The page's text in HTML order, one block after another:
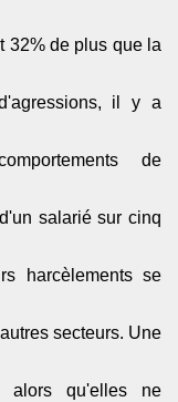
32% de plus que la
il y a
de
salarié sur cinq
harcèlements se
secteurs. Une
alors qu'elles ne